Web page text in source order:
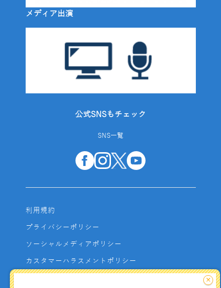
メディア出演
公式SNSもチェック
SNS一覧
利用規約
プライバシーポリシー
ソーシャルメディアポリシー
カスタマーハラスメントポリシー
×